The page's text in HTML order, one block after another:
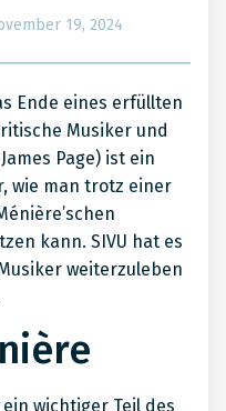
19, 2024
Ende eines erfüllten
Musiker und
Page) ist ein
wie man trotz einer
kann. SIVU hat es
weiterzuleben
wichtiger Teil des